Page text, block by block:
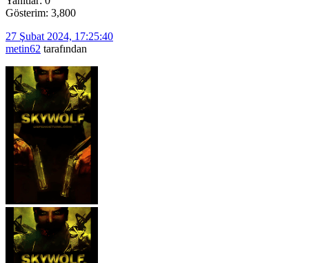
Gösterim: 3,800
27 Şubat 2024, 17:25:40
metin62 tarafından